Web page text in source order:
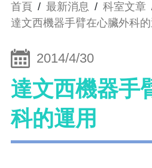
首頁 / 最新消息 / 科室文章
達文西機器手臂在心臟外科的
2014/4/30
達文西機器手
科的運用